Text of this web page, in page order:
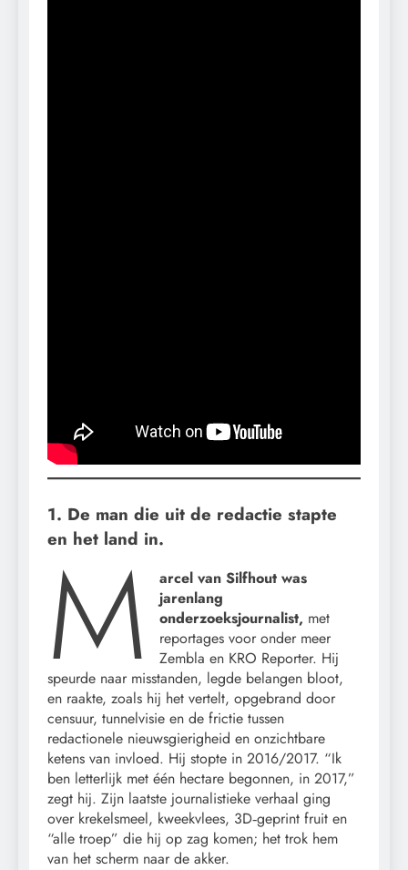
1. De man die uit de redactie stapte
en het land in.
M
arcel van Silfhout was
jarenlang
onderzoeksjournalist, met
reportages voor onder meer
Zembla en KRO Reporter. Hij
speurde naar misstanden, legde belangen bloot,
en raakte, zoals hij het vertelt, opgebrand door
censuur, tunnelvisie en de frictie tussen
redactionele nieuwsgierigheid en onzichtbare
ketens van invloed. Hij stopte in 2016/2017. “Ik
ben letterlijk met één hectare begonnen, in 2017,”
zegt hij. Zijn laatste journalistieke verhaal ging
over krekelsmeel, kweekvlees, 3D‑geprint fruit en
“alle troep” die hij op zag komen; het trok hem
van het scherm naar de akker.